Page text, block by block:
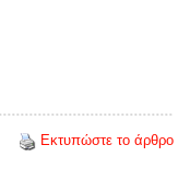
Εκτυπώστε το άρθρο